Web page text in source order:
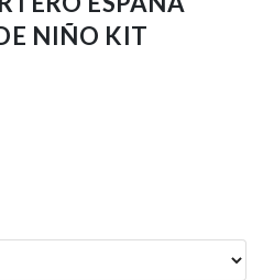
NIÑO KIT